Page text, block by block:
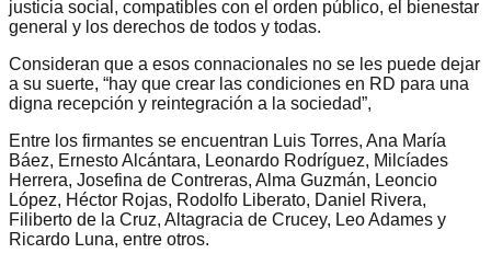
justicia social, compatibles con el orden público, el bienestar
general y los derechos de todos y todas.
Consideran que a esos connacionales no se les puede dejar
a su suerte, “hay que crear las condiciones en RD para una
digna recepción y reintegración a la sociedad”,
Entre los firmantes se encuentran Luis Torres, Ana María
Báez, Ernesto Alcántara, Leonardo Rodríguez, Milcíades
Herrera, Josefina de Contreras, Alma Guzmán, Leoncio
López, Héctor Rojas, Rodolfo Liberato, Daniel Rivera,
Filiberto de la Cruz, Altagracia de Crucey, Leo Adames y
Ricardo Luna, entre otros.